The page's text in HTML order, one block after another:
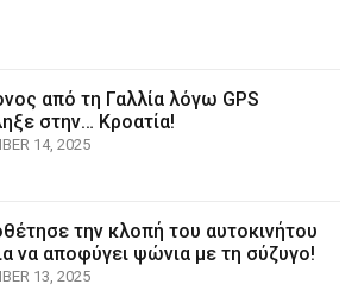
από τη Γαλλία λόγω GPS
στην… Κροατία!
14, 2025
την κλοπή του αυτοκινήτου
να αποφύγει ψώνια με τη σύζυγο!
13, 2025